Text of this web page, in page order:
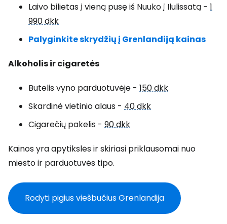
Laivo bilietas į vieną pusę iš Nuuko į Ilulissatą - 1
990 dkk
Palyginkite skrydžių į Grenlandiją kainas
Alkoholis ir cigaretės
Butelis vyno parduotuvėje - 150 dkk
Skardinė vietinio alaus - 40 dkk
Cigarečių pakelis - 90 dkk
Kainos yra apytikslės ir skiriasi priklausomai nuo
miesto ir parduotuvės tipo.
Rodyti pigius viešbučius Grenlandija